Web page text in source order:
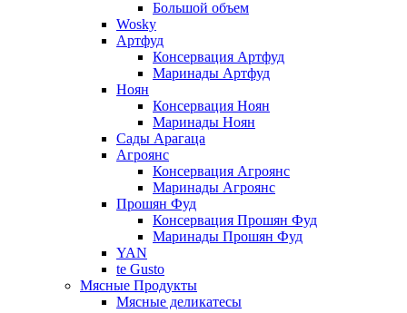
Большой объем
Wosky
Артфуд
Консервация Артфуд
Маринады Артфуд
Ноян
Консервация Ноян
Маринады Ноян
Сады Арагаца
Агроянс
Консервация Агроянс
Маринады Агроянс
Прошян Фуд
Консервация Прошян Фуд
Маринады Прошян Фуд
YAN
te Gusto
Мясные Продукты
Мясные деликатесы